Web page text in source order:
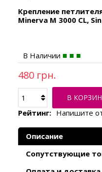
Крепление
Minerva M 3000 CL,
В Наличии
480 грн.
В
Рейтинг: Напишите
Описание
Сопутствующие